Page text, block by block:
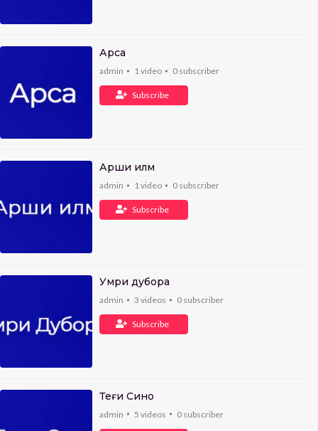
Арса
admin 1video 0subscriber
Subscribe
Арши илм
admin 1video 0subscriber
Subscribe
Умри дубора
admin 3 videos 0subscriber
Subscribe
Теғи Сино
admin 5 videos 0subscriber